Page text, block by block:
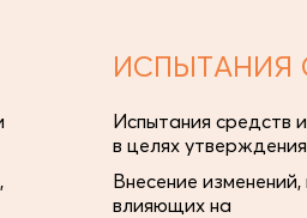
ИСПЫТАНИЯ
Испытания средств
в целях
Внесение изменений,
влияющих на